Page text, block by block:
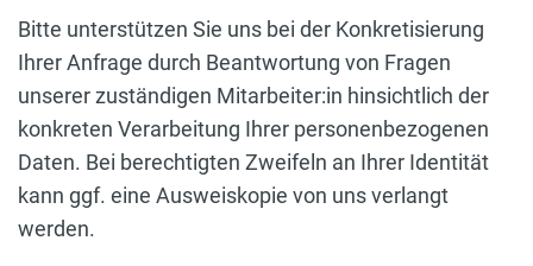
Bitte unterstützen Sie uns bei der Konkretisierung
Ihrer Anfrage durch Beantwortung von Fragen
unserer zuständigen Mitarbeiter:in hinsichtlich der
konkreten Verarbeitung Ihrer personenbezogenen
Daten. Bei berechtigten Zweifeln an Ihrer Identität
kann ggf. eine Ausweiskopie von uns verlangt
werden.